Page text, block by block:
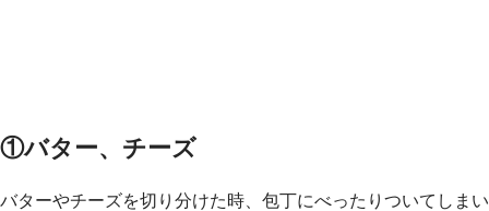
①バター、チーズ
バターやチーズを切り分けた時、包丁にべったりついてしまい